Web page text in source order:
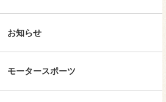
お知らせ
モータースポーツ